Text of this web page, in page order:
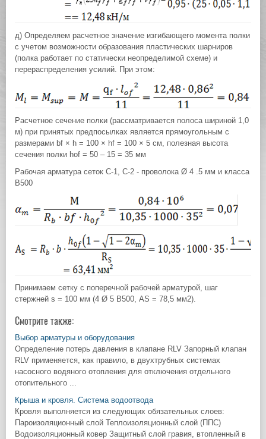
д) Определяем расчетное значение изгибающего момента полки
с учетом возможности образования пластических шарниров
(полка работает по статически неопределимой схеме) и
перераспределения усилий. При этом:
Расчетное сечение полки (рассматривается полоса шириной 1,0
м) при принятых предпосылках является прямоугольным с
размерами bf × h = 100 × hf = 100 × 5 cм, полезная высота
сечения полки hof = 50 – 15 = 35 мм
Рабочая арматура сеток С-1, С-2 - проволока Ø 4 .5 мм и класса
В500
Принимаем сетку с поперечной рабочей арматурой, шаг
стержней s = 100 мм (4 Ø 5 В500, AS = 78,5 мм2).
Смотрите также:
Выбор арматуры и оборудования
Определение потерь давления в клапане RLV Запорный клапан
RLV применяется, как правило, в двухтрубных системах
насосного водяного отопления для отключения отдельного
отопительного ...
Крыша и кровля. Система водоотвода
Кровля выполняется из следующих обязательных слоев:
Пароизоляционный слой Теплоизоляционный слой (ППС)
Водоизоляционный ковер Защитный слой гравия, втопленный в